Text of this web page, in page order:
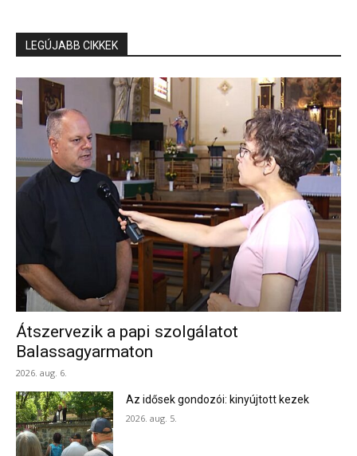
LEGÚJABB CIKKEK
Átszervezik a papi szolgálatot
Balassagyarmaton
2026. aug. 6.
Az idősek gondozói: kinyújtott kezek
2026. aug. 5.